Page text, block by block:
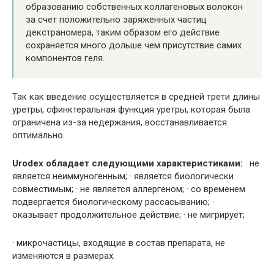
образованию собственных коллагеновых волокон
за счет положительно заряженных частиц
декстраномера, таким образом его действие
сохраняется много дольше чем присутствие самих
компонентов геля.
Так как введение осуществляется в средней трети длины
уретры, сфинктеральная функция уретры, которая была
ограничена из-за недержания, восстанавливается
оптимально.
Urodex обладает следующими характеристиками: · не
является неиммуногенным; · является биологически
совместимым; · не является аллергеном; · со временем
подвергается биологическому рассасыванию; ·
оказывает продолжительное действие; · не мигрирует;
· микрочастицы, входящие в состав препарата, не
изменяются в размерах.